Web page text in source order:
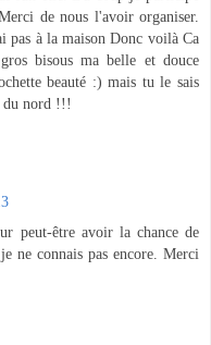
de nous l'avoir organiser.
pas à la maison Donc voilà Ca
bisous ma belle et douce
beauté :) mais tu le sais
du nord !!!
peut-être avoir la chance de
ne connais pas encore. Merci